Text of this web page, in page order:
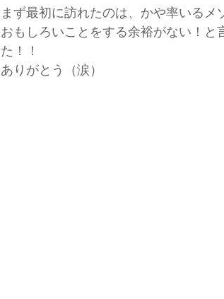
まず最初に訪れたのは、かや率いるメ
おもしろいことをする余裕がない！
た！！
ありがとう（涙）